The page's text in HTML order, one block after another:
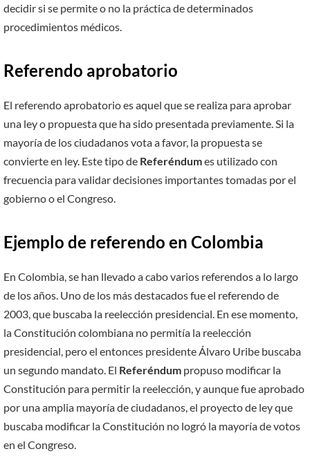
decidir si se permite o no la práctica de determinados
procedimientos médicos.
Referendo aprobatorio
El referendo aprobatorio es aquel que se realiza para aprobar
una ley o propuesta que ha sido presentada previamente. Si la
mayoría de los ciudadanos vota a favor, la propuesta se
convierte en ley. Este tipo de Referéndumes utilizado con
frecuencia para validar decisiones importantes tomadas por el
gobierno o el Congreso.
Ejemplo de referendo en Colombia
En Colombia, se han llevado a cabo varios referendos a lo largo
de los años. Uno de los más destacados fue el referendo de
2003, que buscaba la reelección presidencial. En ese momento,
la Constitución colombiana no permitía la reelección
presidencial, pero el entonces presidente Álvaro Uribe buscaba
un segundo mandato. El Referéndum propuso modificar la
Constitución para permitir la reelección, y aunque fue aprobado
por una amplia mayoría de ciudadanos, el proyecto de ley que
buscaba modificar la Constitución no logró la mayoría de votos
en el Congreso.